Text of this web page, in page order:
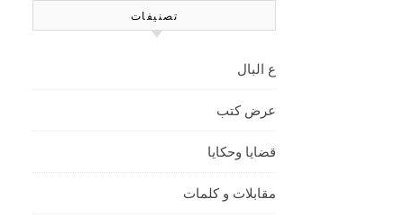
تصنيفات
ع البال
عرض كتب
قضايا وحكايا
مقابلات و كلمات